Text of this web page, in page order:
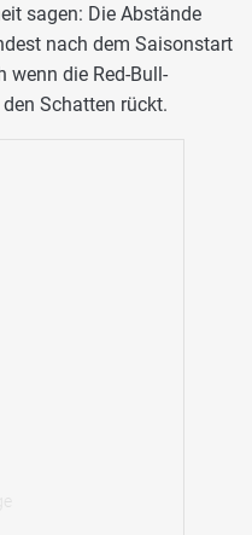
sagen: Die Abstände
nach dem Saisonstart
wenn die Red-Bull-
Schatten rückt.